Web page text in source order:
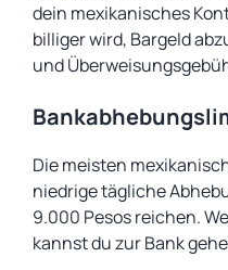
dein mexikanisches
billiger wird, Bargeld
und
Die meisten
niedrige tägliche
9.000 Pesos reichen.
kannst du zur Bank